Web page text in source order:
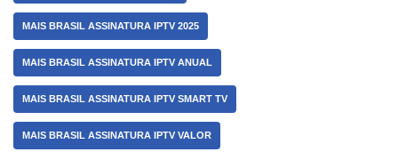
MAIS BRASIL ASSINATURA IPTV 2025
MAIS BRASIL ASSINATURA IPTV ANUAL
MAIS BRASIL ASSINATURA IPTV SMART TV
MAIS BRASIL ASSINATURA IPTV VALOR